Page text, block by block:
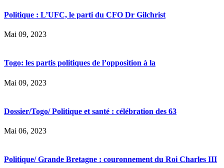
Politique : L’UFC, le parti du CFO Dr Gilchrist
Mai 09, 2023
Togo: les partis politiques de l’opposition à la
Mai 09, 2023
Dossier/Togo/ Politique et santé : célébration des 63
Mai 06, 2023
Politique/ Grande Bretagne : couronnement du Roi Charles III